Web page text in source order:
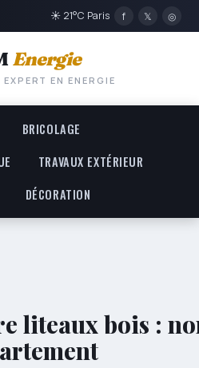
☀ 21°C Paris f 𝕏 ◎
Energie
EN ENERGIE
BRICOLAGE
TRAVAUX EXTÉRIEUR
DÉCORATION
liteaux bois :